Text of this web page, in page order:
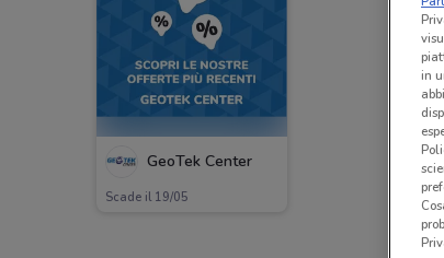
GeoTek Center
Scade il 19/05
in